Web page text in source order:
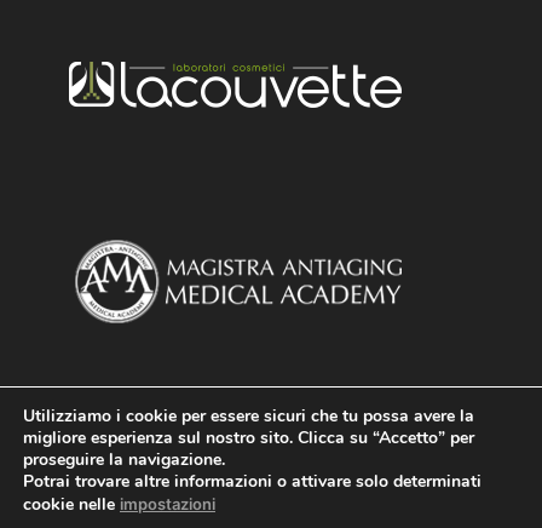
Utilizziamo i cookie per essere sicuri che tu possa avere la
migliore esperienza sul nostro sito. Clicca su “Accetto” per
proseguire la navigazione.
Potrai trovare altre informazioni o attivare solo determinati
cookie nelle impostazioni